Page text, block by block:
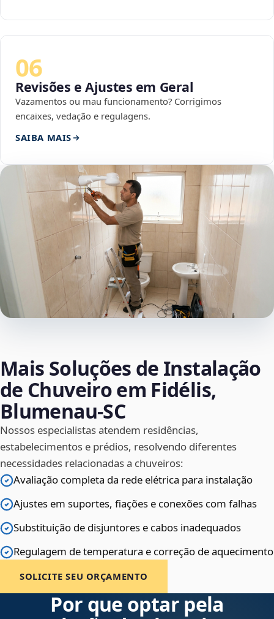
06
Revisões e Ajustes em Geral
Vazamentos ou mau funcionamento? Corrigimos
encaixes, vedação e regulagens.
SAIBA MAIS
Mais Soluções de Instalação
de Chuveiro em Fidélis,
Blumenau‑SC
Nossos especialistas atendem residências,
estabelecimentos e prédios, resolvendo diferentes
necessidades relacionadas a chuveiros:
Avaliação completa da rede elétrica para instalação
Ajustes em suportes, fiações e conexões com falhas
Substituição de disjuntores e cabos inadequados
Regulagem de temperatura e correção de aquecimento
SOLICITE SEU ORÇAMENTO
Por que optar pela